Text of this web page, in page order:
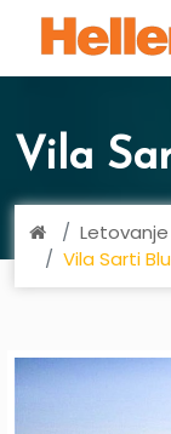
Vila
Letovanje
Vila Sarti